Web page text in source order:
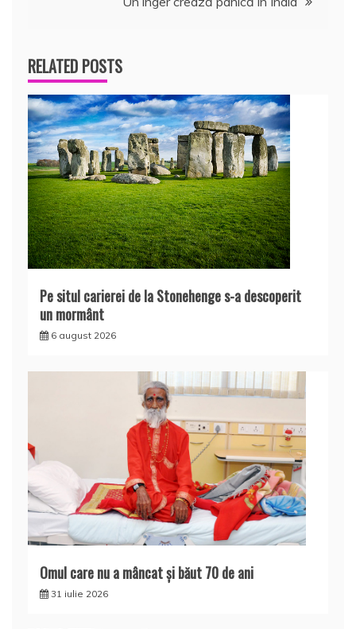
RELATED POSTS
Pe situl carierei de la Stonehenge s-a descoperit
un mormânt
6 august 2026
Omul care nu a mâncat şi băut 70 de ani
31 iulie 2026